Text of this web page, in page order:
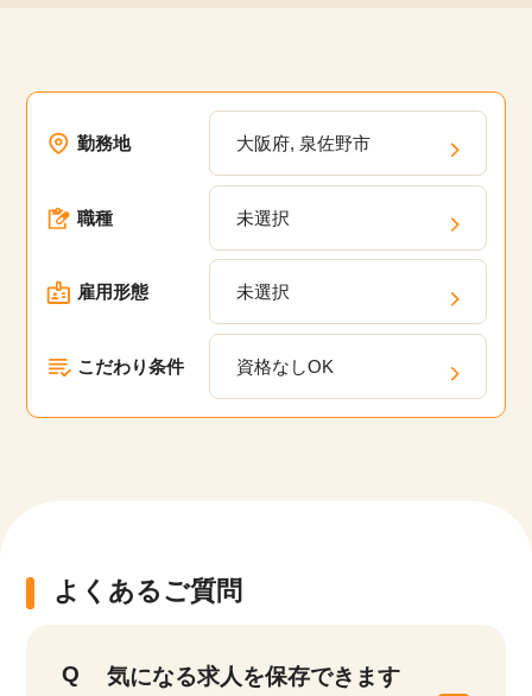
勤務地 大阪府, 泉佐野市
職種 未選択
雇用形態 未選択
こだわり条件 資格なしOK
よくあるご質問
気になる求人を保存できます
該当件数
17,050 件
他の条件を選択